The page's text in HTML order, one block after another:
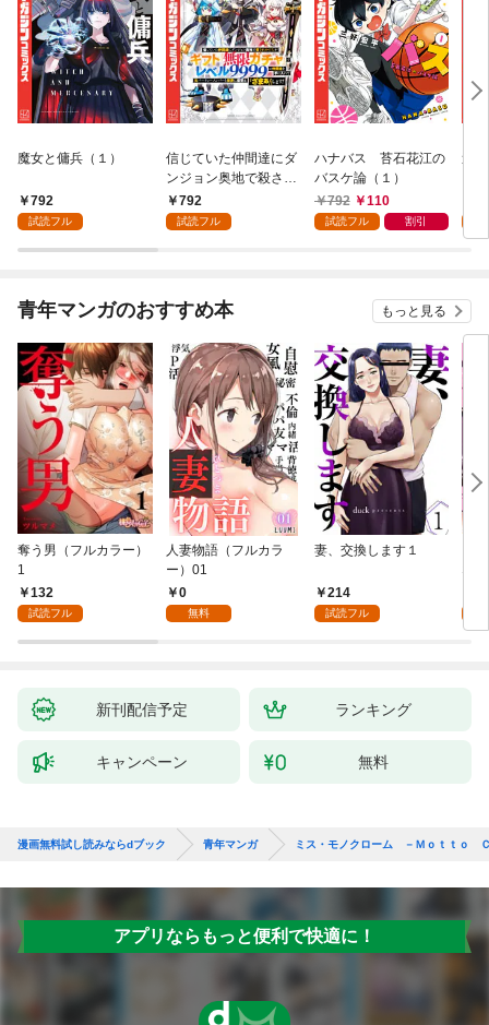
魔女と傭兵（１）
792
試読フル
信じていた仲間達にダ
ンジョン奥地で殺され
かけたがギフト『無限
ガチャ』でレベル９９
『ざまぁ！』します！
（１）
792
試読フル
ハナバス 苔石花江の
バスケ論（１）
792
110
試読フル 割引
追
強
～
（
青年マンガのおすすめ本 もっと見る
奪う男（フルカラー）
1
132
試読フル
人妻物語（フルカラ
ー）01
0
無料
妻、交換します１
214
試読フル
な
新刊配信予定 ランキング
キャンペーン 無料
漫画無料試し読みならdブック 青年マンガ ミス・モノクローム －Ｍｏｔｔｏ
アプリならもっと便利で快適に！